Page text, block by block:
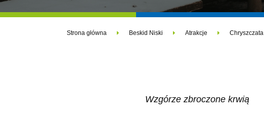
Strona główna Beskid Niski Atrakcje Chryszczata
Wzgórze zbroczone krwią